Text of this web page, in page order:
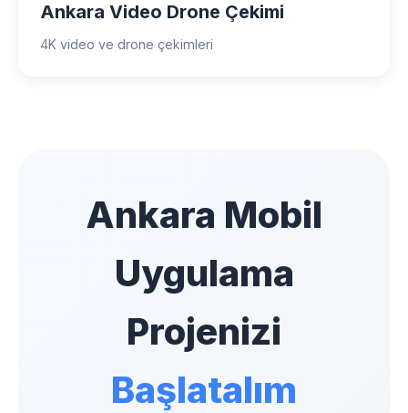
Ankara Video Drone Çekimi
4K video ve drone çekimleri
Ankara Mobil
Uygulama
Projenizi
Başlatalım